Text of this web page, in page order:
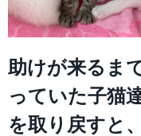
助けが来るま
っていた子猫
を取り戻すと